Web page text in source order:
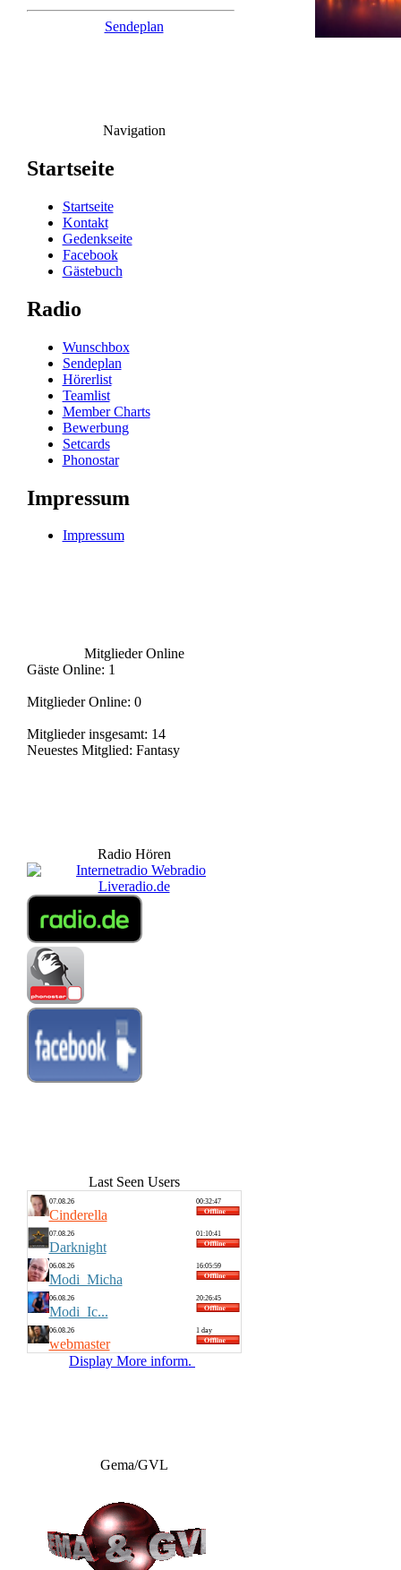
Sendeplan
Navigation
Startseite
Startseite
Kontakt
Gedenkseite
Facebook
Gästebuch
Radio
Wunschbox
Sendeplan
Hörerlist
Teamlist
Member Charts
Bewerbung
Setcards
Phonostar
Impressum
Impressum
Mitglieder Online
Gäste Online: 1
Mitglieder Online: 0
Mitglieder insgesamt: 14
Neuestes Mitglied: Fantasy
Radio Hören
Last Seen Users
07.08.26
Cinderella
00:32:47
07.08.26
Darknight
01:10:41
06.08.26
Modi_Micha
16:05:59
06.08.26
Modi_Ic...
20:26:45
06.08.26
webmaster
1 day
Display More inform.
Gema/GVL